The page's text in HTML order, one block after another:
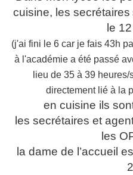
cuisine, les secrétaires
le
(j'ai fini le 6 car je fais 43h
à l'académie a été passé
lieu de 35 à 39
directement lié à la
en cuisine ils
les secrétaires et
les
la dame de l’accueil